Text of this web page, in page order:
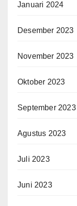
Januari 2024
Desember 2023
November 2023
Oktober 2023
September 2023
Agustus 2023
Juli 2023
Juni 2023